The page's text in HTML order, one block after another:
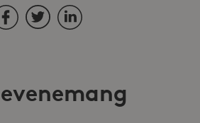
TwitterLinkedIn